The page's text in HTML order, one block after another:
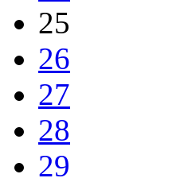
25
26
27
28
29